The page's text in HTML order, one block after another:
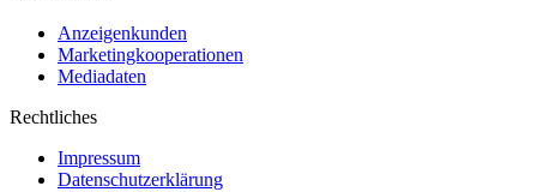
Anzeigenkunden
Marketingkooperationen
Mediadaten
Rechtliches
Impressum
Datenschutzerklärung